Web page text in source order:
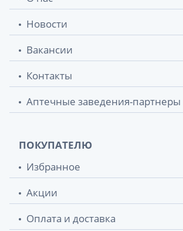
Новости
Вакансии
Контакты
Аптечные заведения-партнеры
ПОКУПАТЕЛЮ
Избранное
Акции
Оплата и доставка